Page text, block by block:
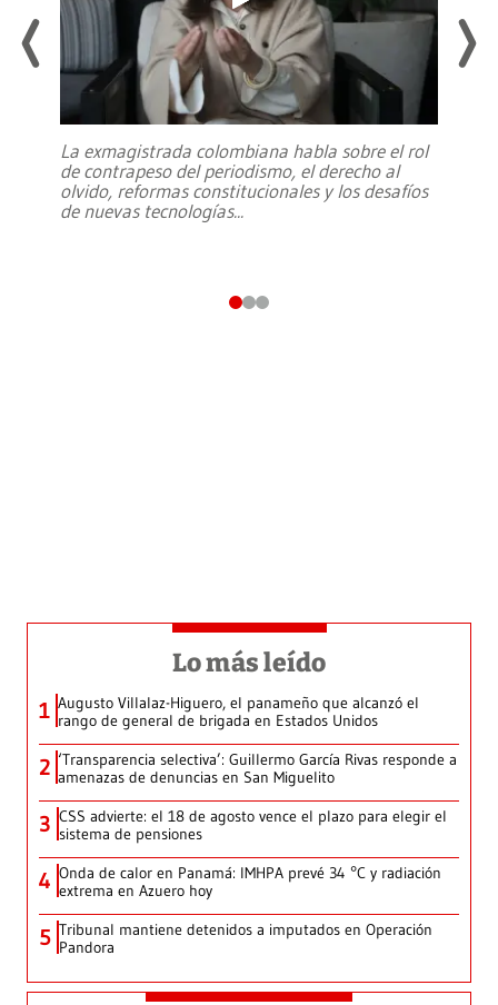
La exmagistrada colombiana habla sobre el rol
de contrapeso del periodismo, el derecho al
olvido, reformas constitucionales y los desafíos
de nuevas tecnologías...
Lo más leído
1 Augusto Villalaz-Higuero, el panameño que alcanzó el
rango de general de brigada en Estados Unidos
2 ‘Transparencia selectiva’: Guillermo García Rivas responde a
amenazas de denuncias en San Miguelito
3 CSS advierte: el 18 de agosto vence el plazo para elegir el
sistema de pensiones
4 Onda de calor en Panamá: IMHPA prevé 34 °C y radiación
extrema en Azuero hoy
5 Tribunal mantiene detenidos a imputados en Operación
Pandora